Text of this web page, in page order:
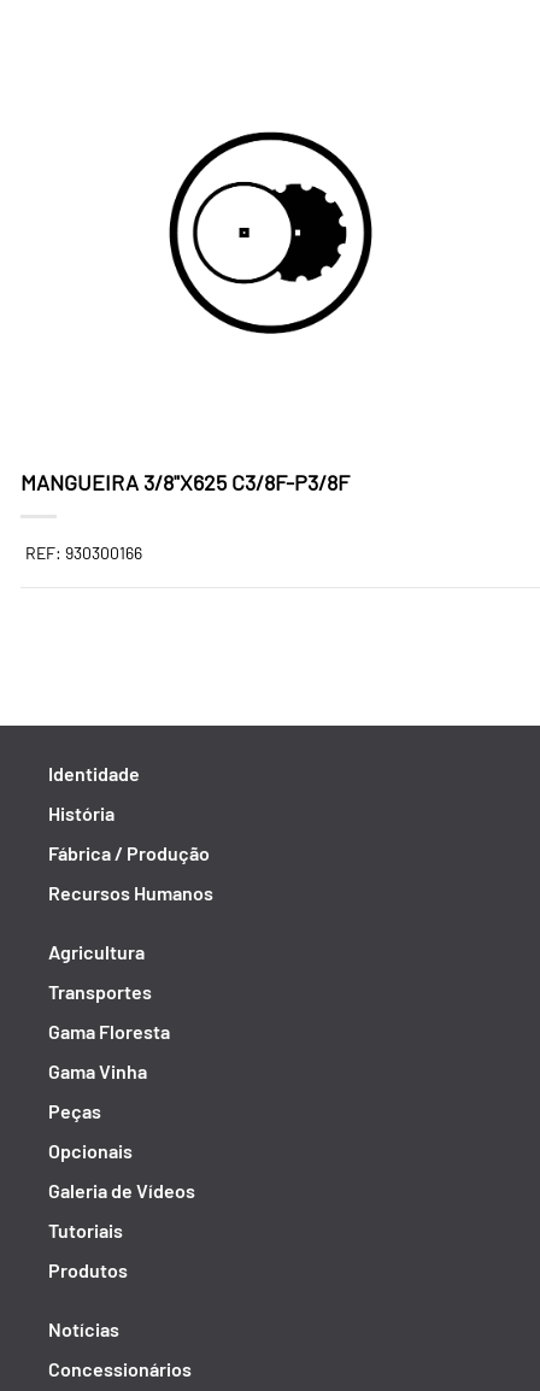
MANGUEIRA 3/8"X625 C3/8F-P3/8F
REF: 930300166
Identidade
História
Fábrica / Produção
Recursos Humanos
Agricultura
Transportes
Gama Floresta
Gama Vinha
Peças
Opcionais
Galeria de Vídeos
Tutoriais
Produtos
Notícias
Concessionários